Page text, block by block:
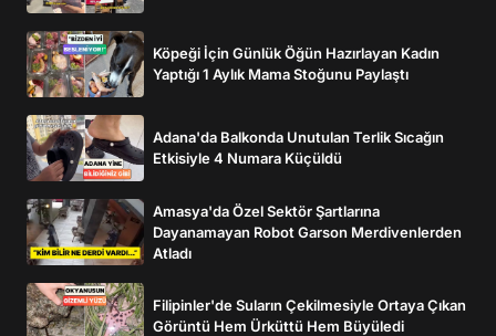
Köpeği İçin Günlük Öğün Hazırlayan Kadın
Yaptığı 1 Aylık Mama Stoğunu Paylaştı
Adana'da Balkonda Unutulan Terlik Sıcağın
Etkisiyle 4 Numara Küçüldü
Amasya'da Özel Sektör Şartlarına
Dayanamayan Robot Garson Merdivenlerden
Atladı
Filipinler'de Suların Çekilmesiyle Ortaya Çıkan
Görüntü Hem Ürküttü Hem Büyüledi